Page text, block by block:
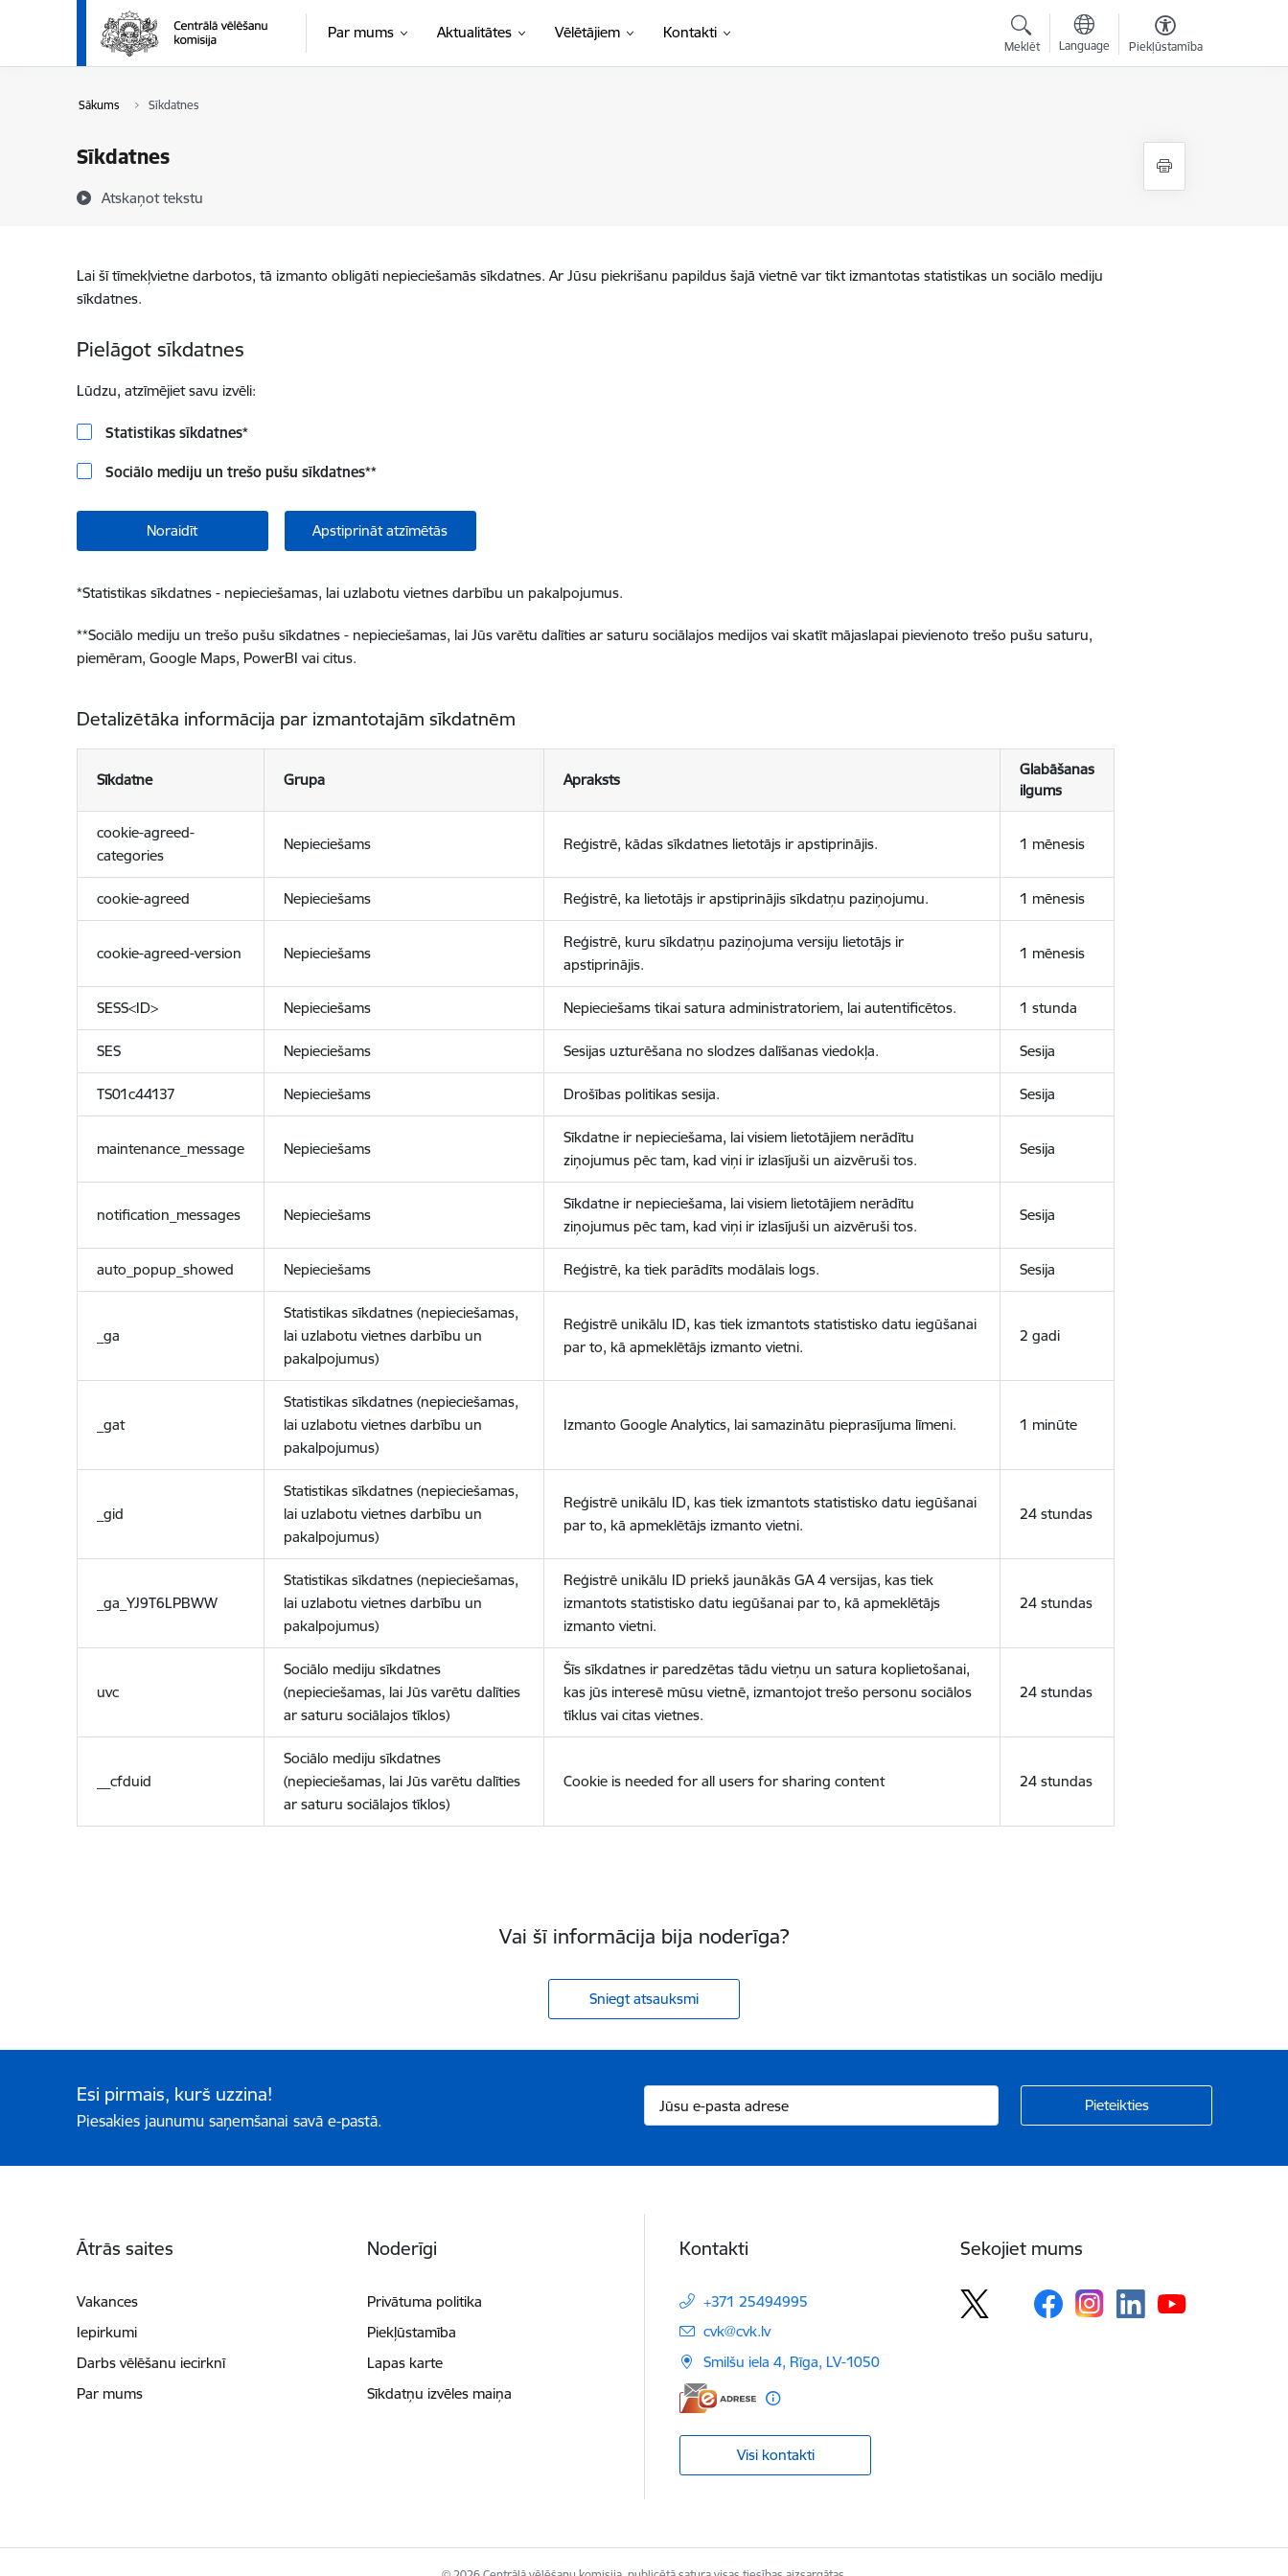
Pāriet uz lapas saturu
Par mums Aktualitātes Vēlētājiem Kontakti
Meklēt Language Piekļūstamība
Sākums Sīkdatnes
Sīkdatnes
Atskaņot tekstu
Lai šī tīmekļvietne darbotos, tā izmanto obligāti nepieciešamās sīkdatnes. Ar Jūsu piekrišanu papildus šajā vietnē var tikt izmantotas statistikas un sociālo mediju
sīkdatnes.
Pielāgot sīkdatnes
Lūdzu, atzīmējiet savu izvēli:
Statistikas sīkdatnes*
Sociālo mediju un trešo pušu sīkdatnes**
Noraidīt Apstiprināt atzīmētās
*Statistikas sīkdatnes - nepieciešamas, lai uzlabotu vietnes darbību un pakalpojumus.
**Sociālo mediju un trešo pušu sīkdatnes - nepieciešamas, lai Jūs varētu dalīties ar saturu sociālajos medijos vai skatīt mājaslapai pievienoto trešo pušu saturu,
piemēram, Google Maps, PowerBI vai citus.
Detalizētāka informācija par izmantotajām sīkdatnēm
Sīkdatne Grupa Apraksts
Glabāšanas
ilgums
cookie-agreed-
categories
Nepieciešams Reģistrē, kādas sīkdatnes lietotājs ir apstiprinājis. 1 mēnesis
cookie-agreed Nepieciešams Reģistrē, ka lietotājs ir apstiprinājis sīkdatņu paziņojumu. 1 mēnesis
cookie-agreed-version Nepieciešams
Reģistrē, kuru sīkdatņu paziņojuma versiju lietotājs ir
apstiprinājis.
1 mēnesis
SESS<ID> Nepieciešams Nepieciešams tikai satura administratoriem, lai autentificētos. 1 stunda
SES Nepieciešams Sesijas uzturēšana no slodzes dalīšanas viedokļa. Sesija
TS01c44137 Nepieciešams Drošības politikas sesija. Sesija
maintenance_message Nepieciešams
Sīkdatne ir nepieciešama, lai visiem lietotājiem nerādītu
ziņojumus pēc tam, kad viņi ir izlasījuši un aizvēruši tos.
Sesija
notification_messages Nepieciešams
Sīkdatne ir nepieciešama, lai visiem lietotājiem nerādītu
ziņojumus pēc tam, kad viņi ir izlasījuši un aizvēruši tos.
Sesija
auto_popup_showed Nepieciešams Reģistrē, ka tiek parādīts modālais logs. Sesija
_ga
Statistikas sīkdatnes (nepieciešamas,
lai uzlabotu vietnes darbību un
pakalpojumus)
Reģistrē unikālu ID, kas tiek izmantots statistisko datu iegūšanai
par to, kā apmeklētājs izmanto vietni.
2 gadi
_gat
Statistikas sīkdatnes (nepieciešamas,
lai uzlabotu vietnes darbību un
pakalpojumus)
Izmanto Google Analytics, lai samazinātu pieprasījuma līmeni. 1 minūte
_gid
Statistikas sīkdatnes (nepieciešamas,
lai uzlabotu vietnes darbību un
pakalpojumus)
Reģistrē unikālu ID, kas tiek izmantots statistisko datu iegūšanai
par to, kā apmeklētājs izmanto vietni.
24 stundas
_ga_YJ9T6LPBWW
Statistikas sīkdatnes (nepieciešamas,
lai uzlabotu vietnes darbību un
pakalpojumus)
Reģistrē unikālu ID priekš jaunākās GA 4 versijas, kas tiek
izmantots statistisko datu iegūšanai par to, kā apmeklētājs
izmanto vietni.
24 stundas
uvc
Sociālo mediju sīkdatnes
(nepieciešamas, lai Jūs varētu dalīties
ar saturu sociālajos tīklos)
Šīs sīkdatnes ir paredzētas tādu vietņu un satura koplietošanai,
kas jūs interesē mūsu vietnē, izmantojot trešo personu sociālos
tīklus vai citas vietnes.
24 stundas
__cfduid
Sociālo mediju sīkdatnes
(nepieciešamas, lai Jūs varētu dalīties
ar saturu sociālajos tīklos)
Cookie is needed for all users for sharing content 24 stundas
Vai šī informācija bija noderīga?
Sniegt atsauksmi
Esi pirmais, kurš uzzina!
Piesakies jaunumu saņemšanai savā e-pastā.
Ātrās saites
Vakances
Iepirkumi
Darbs vēlēšanu iecirknī
Par mums
Noderīgi
Privātuma politika
Piekļūstamība
Lapas karte
Sīkdatņu izvēles maiņa
Kontakti
+371 25494995
E-pasts:
cvk@cvk.lv
Smilšu iela 4, Rīga, LV-1050
Visi kontakti
Sekojiet mums